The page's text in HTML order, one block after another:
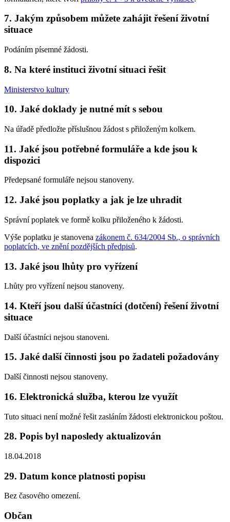
7. Jakým způsobem můžete zahájit řešení životní
situace
Podáním písemné žádosti.
8. Na které instituci životní situaci řešit
Ministerstvo kultury
10. Jaké doklady je nutné mít s sebou
Na úřadě předložte příslušnou žádost s přiloženým kolkem.
11. Jaké jsou potřebné formuláře a kde jsou k
dispozici
Předepsané formuláře nejsou stanoveny.
12. Jaké jsou poplatky a jak je lze uhradit
Správní poplatek ve formě kolku přiloženého k žádosti.
Výše poplatku je stanovena zákonem č. 634/2004 Sb., o správních
poplatcích, ve znění pozdějších předpisů.
13. Jaké jsou lhůty pro vyřízení
Lhůty pro vyřízení nejsou stanoveny.
14. Kteří jsou další účastníci (dotčení) řešení životní
situace
Další účastníci nejsou stanoveni.
15. Jaké další činnosti jsou po žadateli požadovány
Další činnosti nejsou stanoveny.
16. Elektronická služba, kterou lze využít
Tuto situaci není možné řešit zasláním žádosti elektronickou poštou.
28. Popis byl naposledy aktualizován
18.04.2018
29. Datum konce platnosti popisu
Bez časového omezení.
Občan